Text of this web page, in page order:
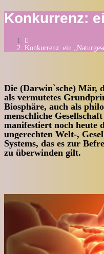
Konkurrenz:
Konkurrenz: ein
Die (Darwin`sche) Mär,
als vermutetes
Biosphäre, auch als
menschliche
manifestiert noch heute
ungerechten Welt-,
Systems, das es zur
zu überwinden gilt.